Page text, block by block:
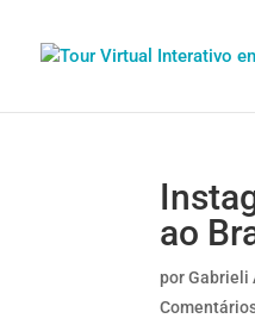
ao
porGabrieli